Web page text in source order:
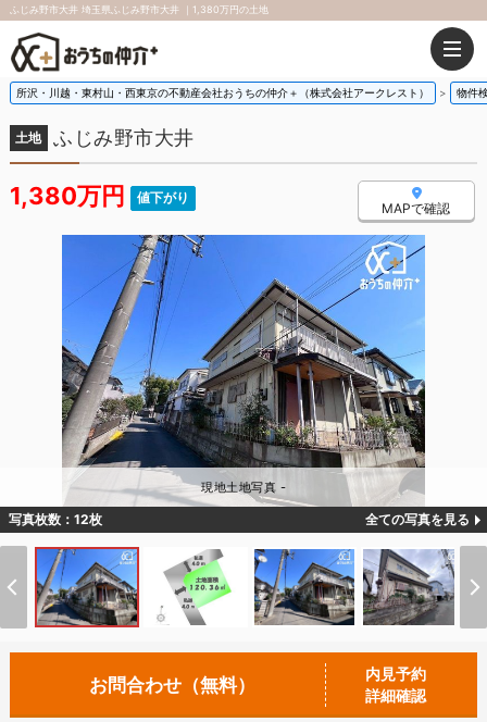
ふじみ野市大井 埼玉県ふじみ野市大井 ｜1,380万円の土地
所沢・川越・東村山・西東京の不動産会社おうちの仲介＋（株式会社アークレスト） 物件
土地 ふじみ野市大井
1,380万円 値下がり
MAPで確認
現地土地写真 -
写真枚数：12枚 全ての写真を見る
お問合わせ（無料）
内見予約
詳細確認